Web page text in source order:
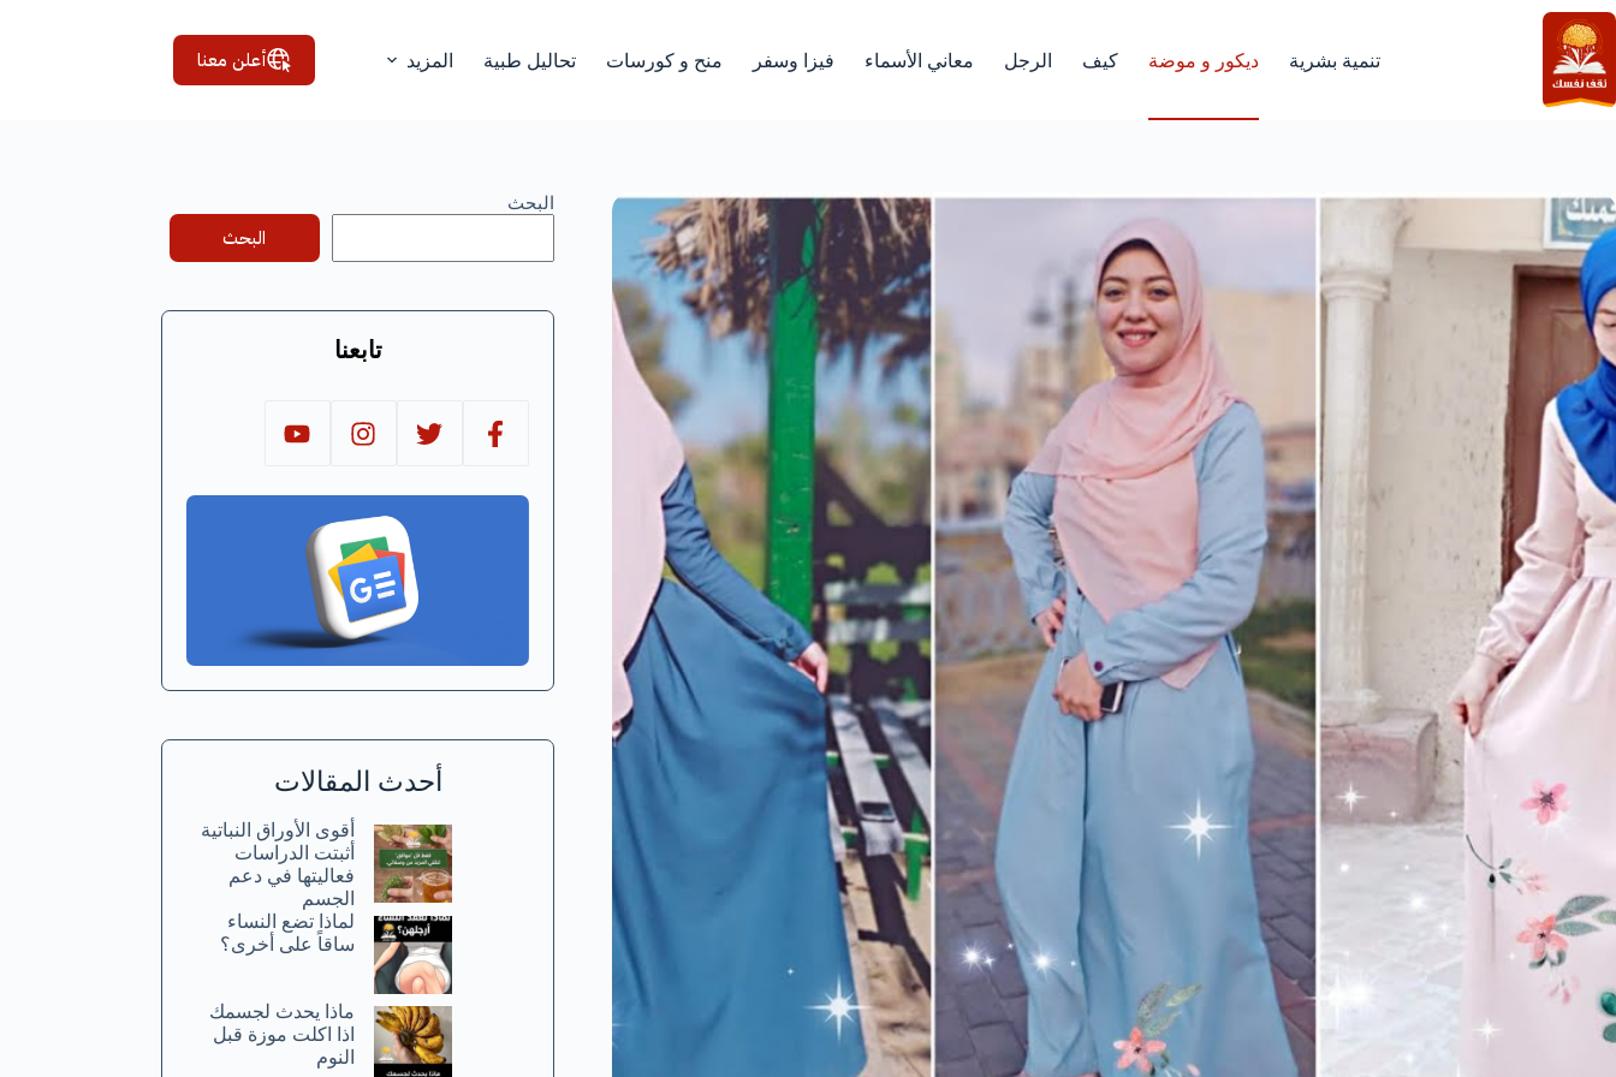
التجاوز
إلى
المحتوى
تنمية بشرية ديكور و موضة كيف الرجل معاني الأسماء فيزا وسفر منح و كورسات تحاليل طبية المزيد أعلن معنا
البحث
البحث
تابعنا
أحدث المقالات
أقوى الأوراق النباتية
أثبتت الدراسات
فعاليتها في دعم
الجسم
لماذا تضع النساء
ساقاً على أخرى؟
ماذا يحدث لجسمك
اذا اكلت موزة قبل
النوم